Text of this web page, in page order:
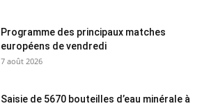
Programme des principaux matches
européens de vendredi
7 août 2026
Saisie de 5670 bouteilles d’eau minérale à